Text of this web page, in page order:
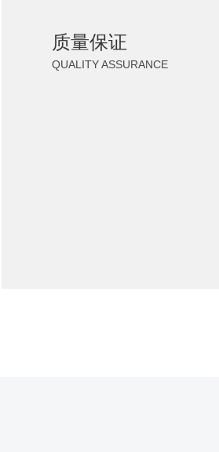
质量保证
QUALITY ASSURANCE
QUALITY ASSURANCE